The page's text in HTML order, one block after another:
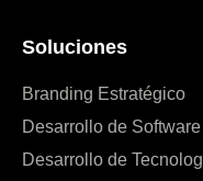
Soluciones
Branding Estratégico
Desarrollo de Software
Desarrollo de